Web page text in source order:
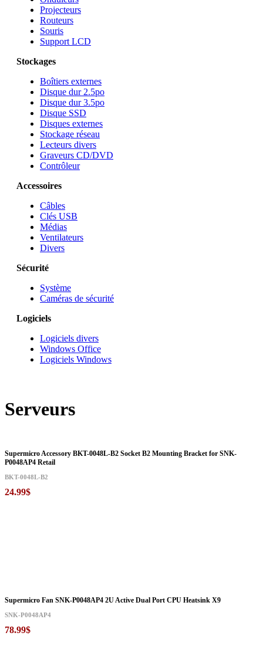
Projecteurs
Routeurs
Souris
Support LCD
Stockages
Boîtiers externes
Disque dur 2.5po
Disque dur 3.5po
Disque SSD
Disques externes
Stockage réseau
Lecteurs divers
Graveurs CD/DVD
Contrôleur
Accessoires
Câbles
Clés USB
Médias
Ventilateurs
Divers
Sécurité
Système
Caméras de sécurité
Logiciels
Logiciels divers
Windows Office
Logiciels Windows
Serveurs
Supermicro Accessory BKT-0048L-B2 Socket B2 Mounting Bracket for SNK-
P0048AP4 Retail
BKT-0048L-B2
24.99$
Supermicro Fan SNK-P0048AP4 2U Active Dual Port CPU Heatsink X9
SNK-P0048AP4
78.99$